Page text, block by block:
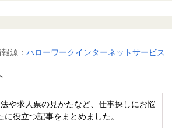
源： ハローワークインターネットサービス
や求人票の見かたなど、仕事探しにお悩
に役立つ記事をまとめました。